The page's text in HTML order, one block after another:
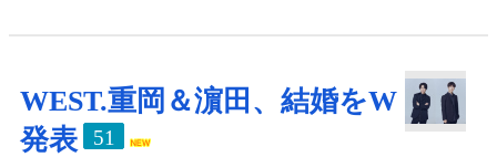
WEST.重岡＆濵田、結婚をW
発表
51